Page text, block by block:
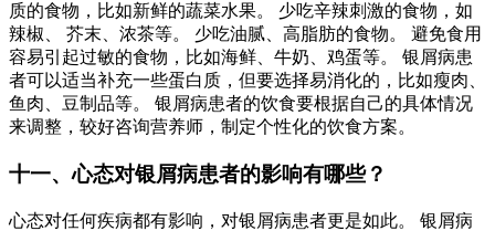
质的食物，比如新鲜的蔬菜水果。 少吃辛辣刺激的食物，如
辣椒、 芥末、浓茶等。 少吃油腻、高脂肪的食物。 避免食用
容易引起过敏的食物，比如海鲜、牛奶、鸡蛋等。 银屑病患
者可以适当补充一些蛋白质，但要选择易消化的，比如瘦肉、
鱼肉、豆制品等。 银屑病患者的饮食要根据自己的具体情况
来调整，较好咨询营养师，制定个性化的饮食方案。
十一、心态对银屑病患者的影响有哪些？
心态对任何疾病都有影响，对银屑病患者更是如此。 银屑病